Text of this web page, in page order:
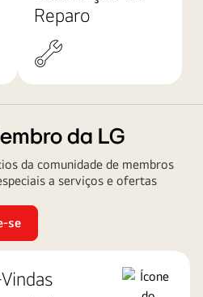
Reparo
da LG
da comunidade de membros
a serviços e ofertas
se